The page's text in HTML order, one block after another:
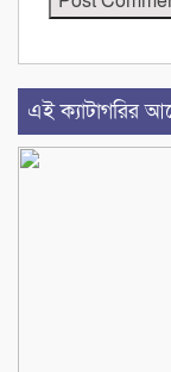
এই ক্যাটাগরির